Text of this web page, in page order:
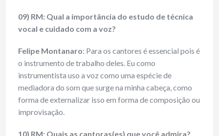
09) RM: Qual a importância do estudo de técnica
vocal e cuidado com a voz?
Felipe Montanaro: Para os cantores é essencial pois é
o instrumento de trabalho deles. Eu como
instrumentista uso a voz como uma espécie de
mediadora do som que surge na minha cabeça, como
forma de externalizar isso em forma de composição ou
improvisação.
10) RM: Quais as cantoras(es) que você admira?